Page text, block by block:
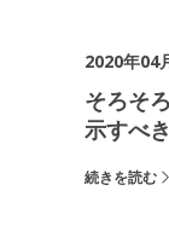
2020年04
そろそ
示すべ
続きを読む